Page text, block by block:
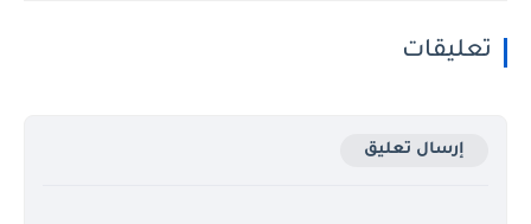
تعليقات
إرسال تعليق